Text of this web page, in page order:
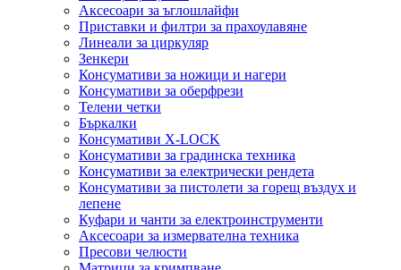
Аксесоари за ъглошлайфи
Приставки и филтри за прахоулавяне
Линеали за циркуляр
Зенкери
Консумативи за ножици и нагери
Консумативи за оберфрези
Телени четки
Бъркалки
Консумативи X-LOCK
Консумативи за градинска техника
Консумативи за електрически рендета
Консумативи за пистолети за горещ въздух и
лепене
Куфари и чанти за електроинструменти
Аксесоари за измервателна техника
Пресови челюсти